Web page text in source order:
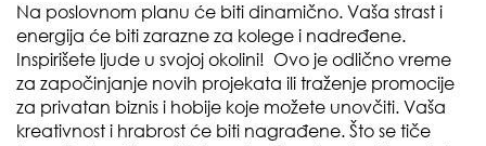
Na poslovnom planu će biti dinamično. Vaša strast i
energija će biti zarazne za kolege i nadređene.
Inspirišete ljude u svojoj okolini! Ovo je odlično vreme
za započinjanje novih projekata ili traženje promocije
za privatan biznis i hobije koje možete unovčiti. Vaša
kreativnost i hrabrost će biti nagrađene. Što se tiče